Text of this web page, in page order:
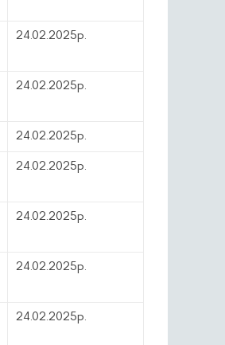
24.02.2025р.
24.02.2025р.
24.02.2025р.
24.02.2025р.
24.02.2025р.
24.02.2025р.
24.02.2025р.